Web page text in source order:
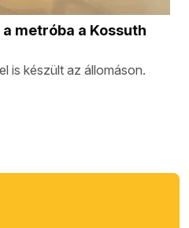
metróba a Kossuth
is készült az állomáson.